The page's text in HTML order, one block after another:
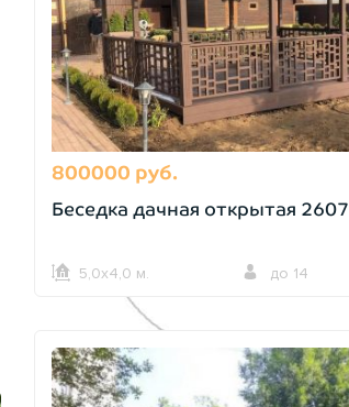
800000 руб.
Беседка дачная открытая 2607
5,0х4,0 м. до 14